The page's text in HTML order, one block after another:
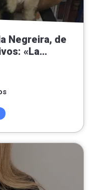
Negreira, de
«La
del